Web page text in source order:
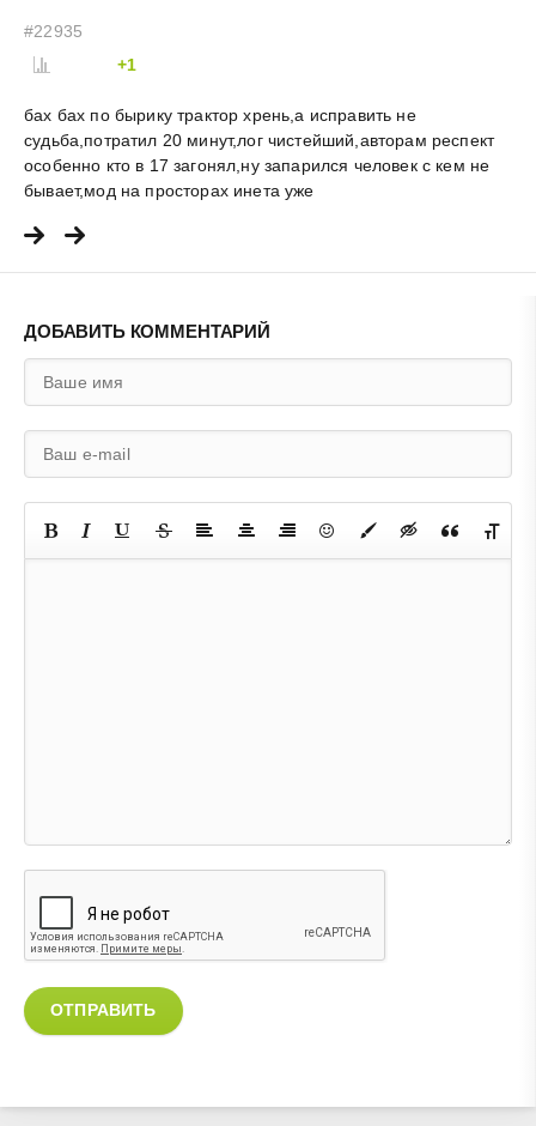
#22935
+1
бах бах по бырику трактор хрень,а исправить не
судьба,потратил 20 минут,лог чистейший,авторам респект
особенно кто в 17 загонял,ну запарился человек с кем не
бывает,мод на просторах инета уже
ДОБАВИТЬ КОММЕНТАРИЙ
ОТПРАВИТЬ